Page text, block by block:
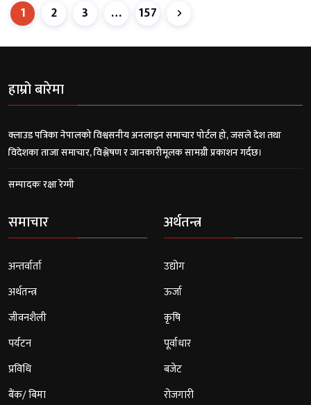
1 2 3 … 157
हाम्रो बारेमा
क्लाउड पत्रिका नेपालको विश्वसनीय अनलाइन समाचार पोर्टल हो, जसले देश तथा
विदेशका ताजा समाचार, विश्लेषण र जानकारीमूलक सामग्री प्रकाशन गर्दछ।
सम्पादकः रक्षा रेग्मी
समाचार
अन्तर्वार्ता
अर्थतन्त्र
जीवनशैली
पर्यटन
प्रविधि
बैंक/ बिमा
अर्थतन्त्र
उद्योग
ऊर्जा
कृषि
पूर्वाधार
बजेट
रोजगारी